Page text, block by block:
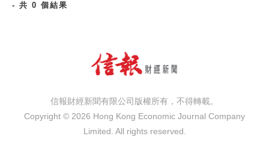
- 共 0 個結果
信報財經新聞有限公司版權所有，不得轉載。
Copyright © 2026 Hong Kong Economic Journal Company
Limited. All rights reserved.